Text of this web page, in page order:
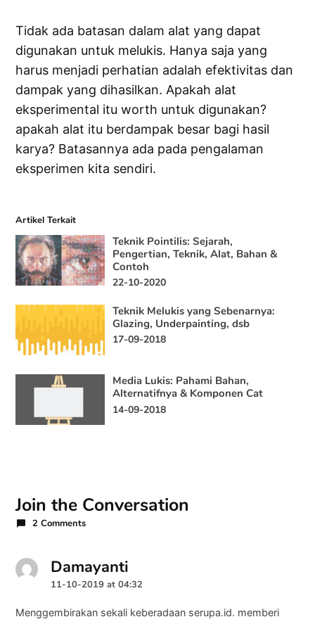
Tidak ada batasan dalam alat yang dapat
digunakan untuk melukis. Hanya saja yang
harus menjadi perhatian adalah efektivitas dan
dampak yang dihasilkan. Apakah alat
eksperimental itu worth untuk digunakan?
apakah alat itu berdampak besar bagi hasil
karya? Batasannya ada pada pengalaman
eksperimen kita sendiri.
Artikel Terkait
Teknik Pointilis: Sejarah,
Pengertian, Teknik, Alat, Bahan &
Contoh
22-10-2020
Teknik Melukis yang Sebenarnya:
Glazing, Underpainting, dsb
17-09-2018
Media Lukis: Pahami Bahan,
Alternatifnya & Komponen Cat
14-09-2018
Join the Conversation
2 Comments
Damayantisays:
11-10-2019 at 04:32
Menggembirakan sekali keberadaan serupa.id. memberi